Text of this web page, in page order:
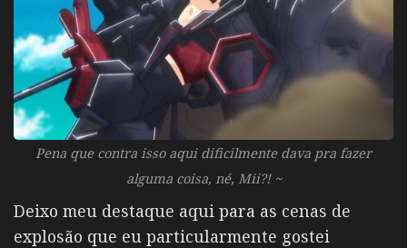
Pena que contra isso aqui dificilmente dava pra fazer
alguma coisa, né, Mii?! ~
Deixo meu destaque aqui para as cenas de
explosão que eu particularmente gostei